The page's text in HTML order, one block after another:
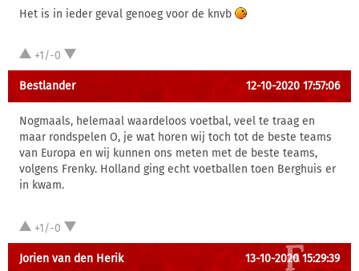
Het is in ieder geval genoeg voor de knvb
+1/-0
Bestlander 12-10-2020 17:57:06
Nogmaals, helemaal waardeloos voetbal, veel te traag en
maar rondspelen O, je wat horen wij toch tot de beste teams
van Europa en wij kunnen ons meten met de beste teams,
volgens Frenky. Holland ging echt voetballen toen Berghuis er
in kwam.
+1/-0
Jorien van den Herik 13-10-2020 15:29:39